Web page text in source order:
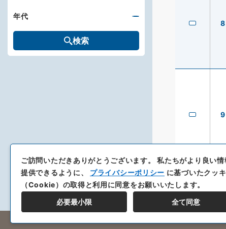
8
9
年代
検索
ご訪問いただきありがとうございます。私たちがより良い情
提供できるように、 プライバシーポリシー に基づいたクッ
（Cookie）の取得と利用に同意をお願いいたします。
必要最小限 全て同意